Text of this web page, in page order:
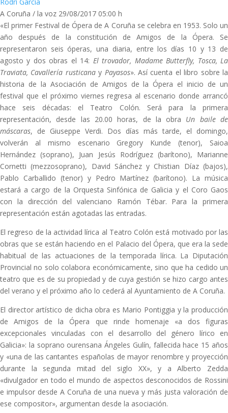
A Coruña / la voz 29/08/2017 05:00 h
«El primer Festival de Ópera de A Coruña se celebra en 1953. Solo un
año después de la constitución de Amigos de la Ópera. Se
representaron seis óperas, una diaria, entre los días 10 y 13 de
agosto y dos obras el 14: El trovador, Madame Butterfly, Tosca, La
Traviata, Cavallería rusticanay Payasos». Así cuenta el libro sobre la
historia de la Asociación de Amigos de la Ópera el inicio de un
festival que el próximo viernes regresa al escenario donde arrancó
hace seis décadas: el Teatro Colón. Será para la primera
representación, desde las 20.00 horas, de la obra Un baile de
máscaras, de Giuseppe Verdi. Dos días más tarde, el domingo,
volverán al mismo escenario Gregory Kunde (tenor), Saioa
Hernández (soprano), Juan Jesús Rodríguez (barítono), Marianne
Cornetti (mezzosoprano), David Sánchez y Chistian Díaz (bajos),
Pablo Carballido (tenor) y Pedro Martínez (barítono). La música
estará a cargo de la Orquesta Sinfónica de Galicia y el Coro Gaos
con la dirección del valenciano Ramón Tébar. Para la primera
representación están agotadas las entradas.
El regreso de la actividad lírica al Teatro Colón está motivado por las
obras que se están haciendo en el Palacio del Ópera, que era la sede
habitual de las actuaciones de la temporada lírica. La Diputación
Provincial no solo colabora económicamente, sino que ha cedido un
teatro que es de su propiedad y de cuya gestión se hizo cargo antes
del verano y el próximo año lo cederá al Ayuntamiento de A Coruña.
El director artístico de dicha obra es Mario Pontiggia y la producción
de Amigos de la Ópera que rinde homenaje «a dos figuras
excepcionales vinculadas con el desarrollo del género lírico en
Galicia»: la soprano ourensana Ángeles Gulín, fallecida hace 15 años
y «una de las cantantes españolas de mayor renombre y proyección
durante la segunda mitad del siglo XX», y a Alberto Zedda
«divulgador en todo el mundo de aspectos desconocidos de Rossini
e impulsor desde A Coruña de una nueva y más justa valoración de
ese compositor», argumentan desde la asociación.